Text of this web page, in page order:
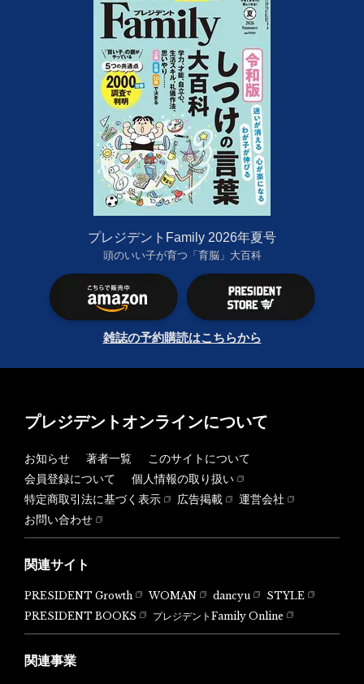
プレジデントFamily 2026年夏号
頭のいい子が育つ「育脳」大百科
雑誌の予約購読はこちらから
プレジデントオンラインについて
お知らせ 著者一覧
このサイトについて
会員登録について
個人情報の取り扱い
特定商取引法に基づく表示
広告掲載
運営会社
お問い合わせ
関連サイト
PRESIDENT Growth WOMAN dancyu
STYLE
PRESIDENT BOOKS
プレジデントFamily Online
関連事業